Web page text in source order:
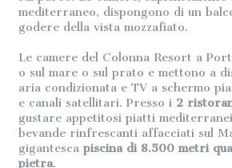
mediterraneo, dispongono di un
godere della vista mozzafiato.
Le camere del Colonna Resort a
o sul mare o sul prato e mettono a
aria condizionata e TV a schermo
e canali satellitari. Presso i 2
gustare appetitosi piatti
bevande rinfrescanti affacciati sul
gigantesca piscina di 8.500 metri
pietra.